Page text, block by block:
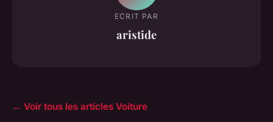
ECRIT PAR
aristide
← Voir tous les articles Voiture